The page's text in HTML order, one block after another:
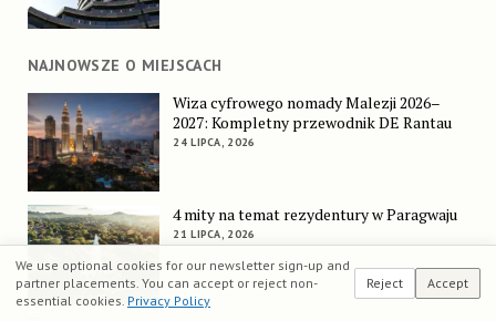
NAJNOWSZE O MIEJSCACH
Wiza cyfrowego nomady Malezji 2026–
2027: Kompletny przewodnik DE Rantau
24 LIPCA, 2026
4 mity na temat rezydentury w Paragwaju
21 LIPCA, 2026
We use optional cookies for our newsletter sign-up and
partner placements. You can accept or reject non-
essential cookies. Privacy Policy
Reject Accept